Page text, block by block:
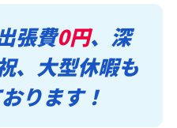
張費0円、深
、大型休暇も
ります！